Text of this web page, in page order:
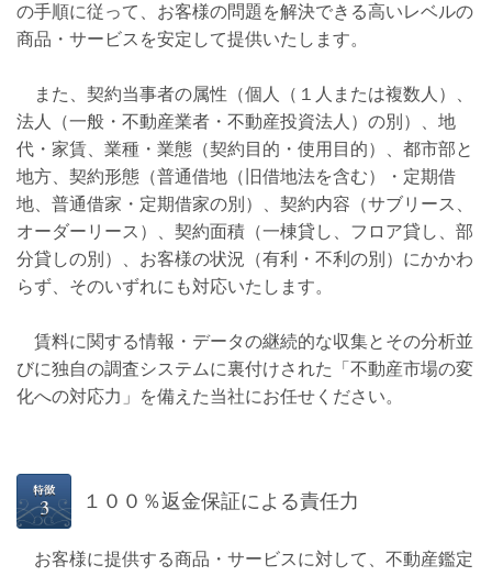
の手順に従って、お客様の問題を解決できる高いレベルの
商品・サービスを安定して提供いたします。
また、契約当事者の属性（個人（１人または複数人）、
法人（一般・不動産業者・不動産投資法人）の別）、地
代・家賃、業種・業態（契約目的・使用目的）、都市部と
地方、契約形態（普通借地（旧借地法を含む）・定期借
地、普通借家・定期借家の別）、契約内容（サブリース、
オーダーリース）、契約面積（一棟貸し、フロア貸し、部
分貸しの別）、お客様の状況（有利・不利の別）にかかわ
らず、そのいずれにも対応いたします。
賃料に関する情報・データの継続的な収集とその分析並
びに独自の調査システムに裏付けされた「不動産市場の変
化への対応力」を備えた当社にお任せください。
１００％返金保証による責任力
お客様に提供する商品・サービスに対して、不動産鑑定